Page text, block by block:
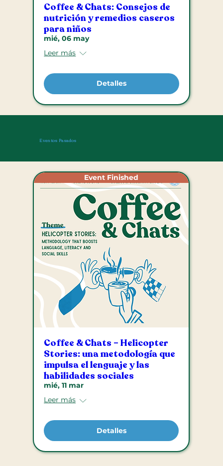
Coffee & Chats: Consejos de
nutrición y remedios caseros
para niños
mié, 06 may
Leer más
Detalles
Eventos Pasados
Event Finished
Coffee & Chats – Helicopter
Stories: una metodología que
impulsa el lenguaje y las
habilidades sociales
mié, 11 mar
Leer más
Detalles